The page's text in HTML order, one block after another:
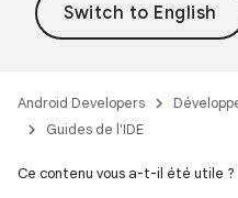
Android Developers
Guides de l'IDE
Ce contenu vous a-t-il été utile ?